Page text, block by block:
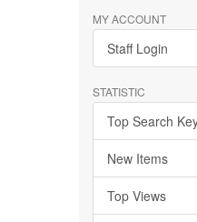
MY ACCOUNT
Staff Login
STATISTIC
Top Search
New Items
Top Views